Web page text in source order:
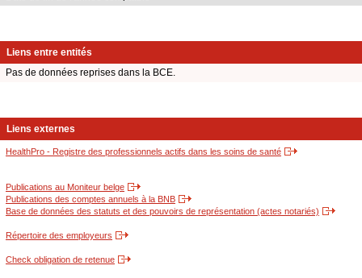
Liens entre entités
Pas de données reprises dans la BCE.
Liens externes
HealthPro - Registre des professionnels actifs dans les soins de santé
Publications au Moniteur belge
Publications des comptes annuels à la BNB
Base de données des statuts et des pouvoirs de représentation (actes notariés)
Répertoire des employeurs
Check obligation de retenue